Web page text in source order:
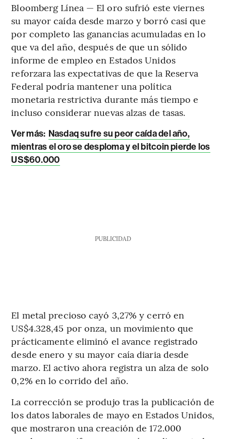
Bloomberg Línea — El oro sufrió este viernes
su mayor caída desde marzo y borró casi que
por completo las ganancias acumuladas en lo
que va del año, después de que un sólido
informe de empleo en Estados Unidos
reforzara las expectativas de que la Reserva
Federal podría mantener una política
monetaria restrictiva durante más tiempo e
incluso considerar nuevas alzas de tasas.
Ver más: Nasdaq sufre su peor caída del año,
mientras el oro se desploma y el bitcoin pierde los
US$60.000
PUBLICIDAD
El metal precioso cayó 3,27% y cerró en
US$4.328,45 por onza, un movimiento que
prácticamente eliminó el avance registrado
desde enero y su mayor caía diaria desde
marzo. El activo ahora registra un alza de solo
0,2% en lo corrido del año.
La corrección se produjo tras la publicación de
los datos laborales de mayo en Estados Unidos,
que mostraron una creación de 172.000